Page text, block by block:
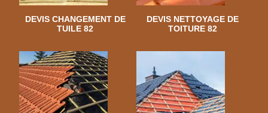
DEVIS CHANGEMENT DE
TUILE 82
DEVIS NETTOYAGE DE
TOITURE 82